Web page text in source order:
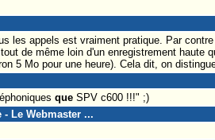
les appels est vraiment pratique. Par
de même loin d'un enregistrement haute
5 Mo pour une heure). Cela dit, on
queSPV c600 !!!" ;)
- Le Webmaster ...